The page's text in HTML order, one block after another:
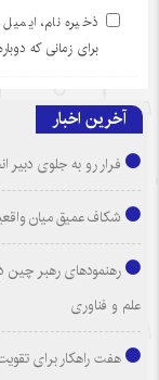
ذخیره نام،
برای زمانی که
آخرین اخبار
فرار رو به جلوی
شکاف عمیق میان
رهنمودهای رهبر چین
علم و فناوری
هفت راهکار برای